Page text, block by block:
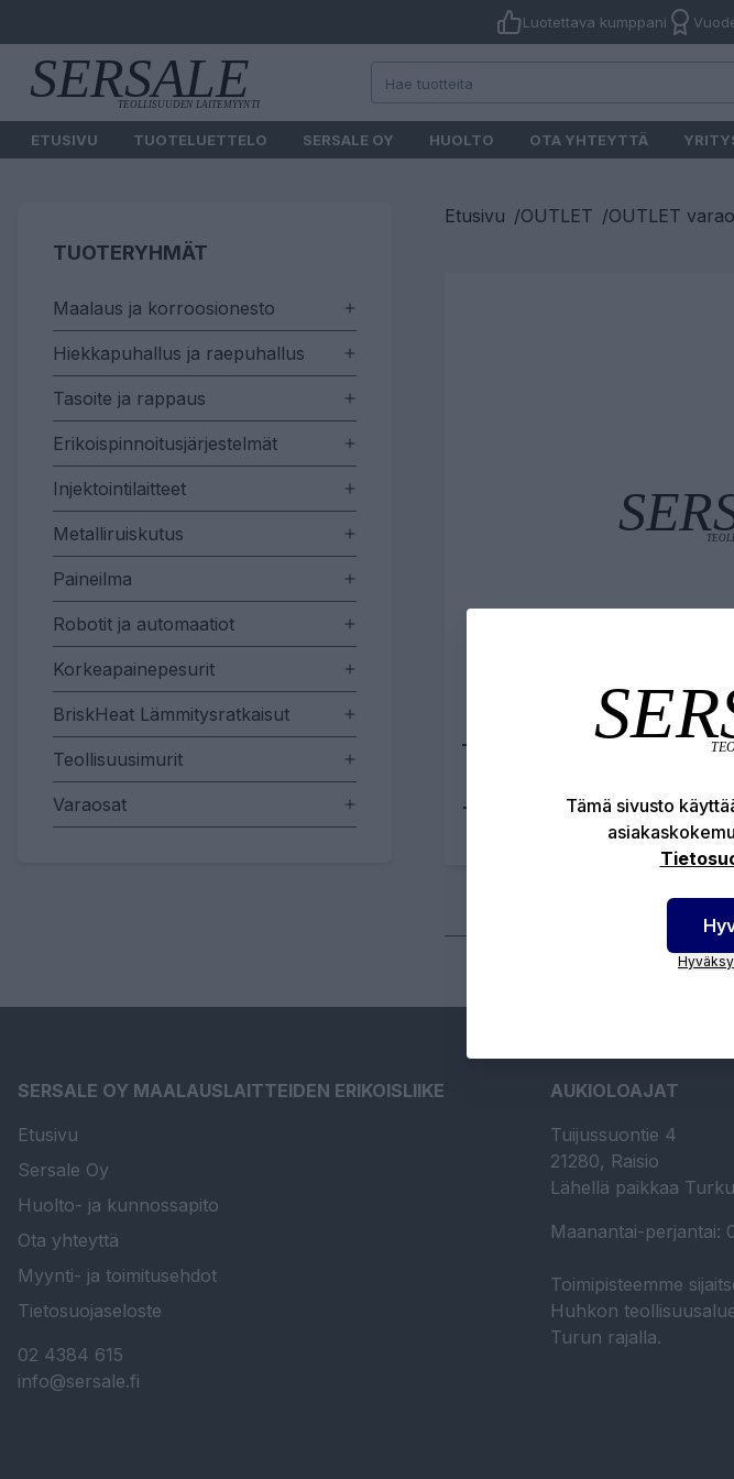
Luotettava kumppani
ETUSIVU TUOTELUETTELO SERSALE OY HUOLTO OTA YHTEYTTÄ
TUOTERYHMÄT
Maalaus ja korroosionesto
Hiekkapuhallus ja raepuhallus
Tasoite ja rappaus
Erikoispinnoitusjärjestelmät
Injektointilaitteet
Metalliruiskutus
Paineilma
Robotit ja automaatiot
Korkeapainepesurit
BriskHeat Lämmitysratkaisut
Teollisuusimurit
Varaosat
Etusivu /OUTLET /OUTLET
Tuotekuvaus
Tuotenumero:52206927
SERSALE OY MAALAUSLAITTEIDEN ERIKOISLIIKE
Etusivu
Sersale Oy
Huolto- ja kunnossapito
Ota yhteyttä
Myynti- ja toimitusehdot
Tietosuojaseloste
02 4384 615
info@sersale.fi
AUKIOLOAJAT
Tuijussuontie 4
21280, Raisio
Lähellä paikkaa Turku
Maanantai-perjantai:
Toimipisteemme
Huhkon
Turun rajalla.
Tämä sivusto